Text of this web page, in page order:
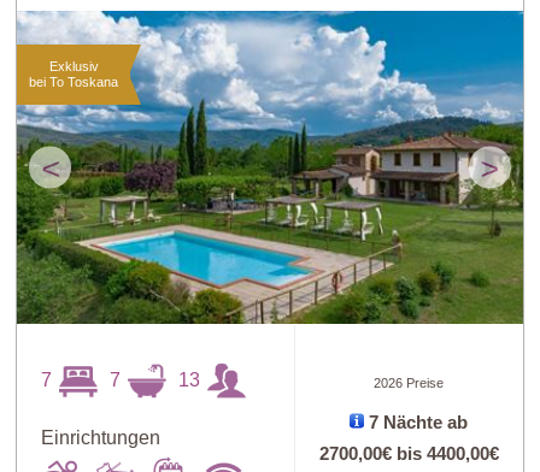
< >
Exklusiv
bei To Toskana
7 7 13
Einrichtungen
2026 Preise
7 Nächte ab
2700,00€bis 4400,00€